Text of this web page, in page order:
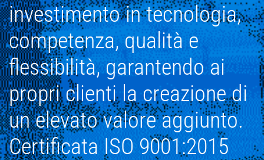
investimento in tecnologia,
competenza, qualità e
flessibilità, garantendo ai
propri clienti la creazione di
un elevato valore aggiunto.
Certificata ISO 9001:2015